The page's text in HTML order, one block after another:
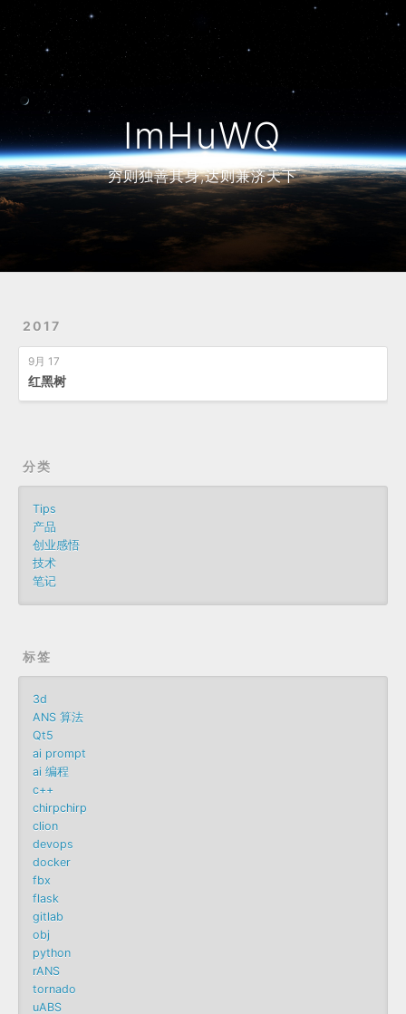
ImHuWQ
穷则独善其身,达则兼济天下
2017
9月 17
红黑树
分类
Tips
产品
创业感悟
技术
笔记
标签
3d
ANS 算法
Qt5
ai prompt
ai 编程
c++
chirpchirp
clion
devops
docker
fbx
flask
gitlab
obj
python
rANS
tornado
uABS